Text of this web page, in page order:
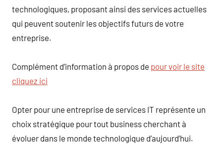
technologiques, proposant ainsi des services actuelles
qui peuvent soutenir les objectifs futurs de votre
entreprise.
Complément d’information à propos de pour voir le site
cliquez ici
Opter pour une entreprise de services IT représente un
choix stratégique pour tout business cherchant à
évoluer dans le monde technologique d’aujourd’hui.